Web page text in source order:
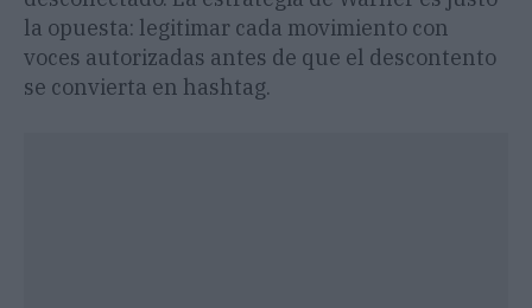
la opuesta: legitimar cada movimiento con
voces autorizadas antes de que el descontento
se convierta en hashtag.